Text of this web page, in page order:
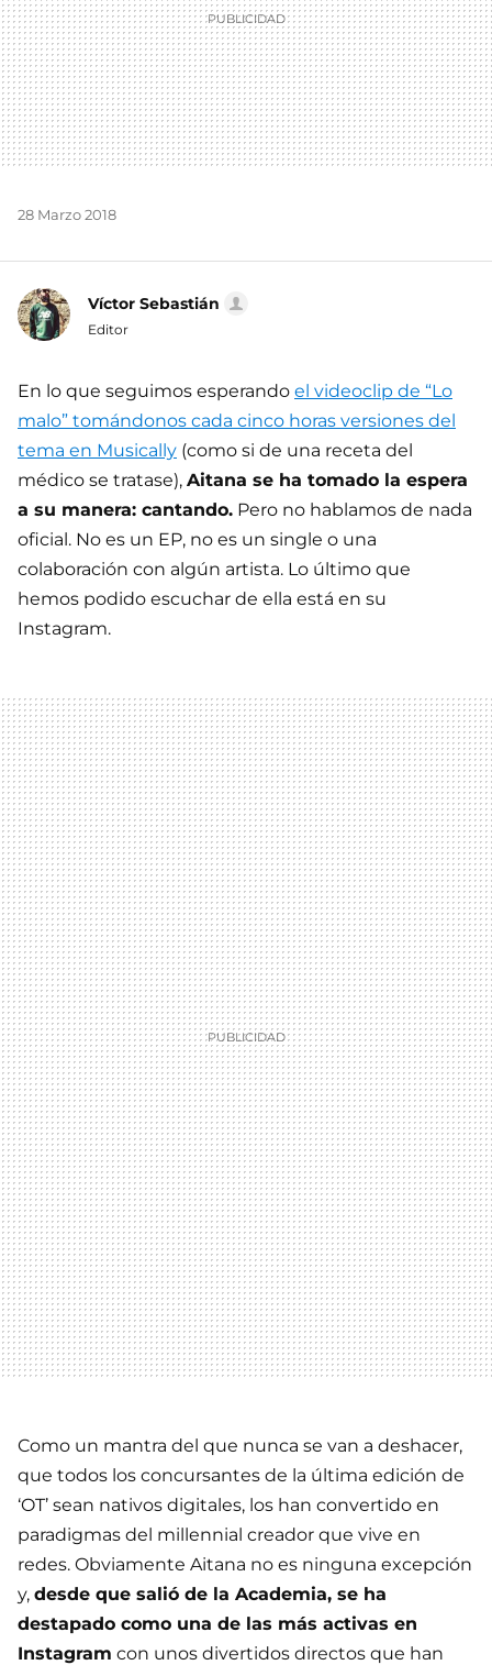
28 Marzo 2018
Víctor Sebastián
Editor
En lo que seguimos esperando el videoclip de “Lo
malo” tomándonos cada cinco horas versiones del
tema en Musically (como si de una receta del
médico se tratase), Aitana se ha tomado la espera
a su manera: cantando. Pero no hablamos de nada
oficial. No es un EP, no es un single o una
colaboración con algún artista. Lo último que
hemos podido escuchar de ella está en su
Instagram.
Como un mantra del que nunca se van a deshacer,
que todos los concursantes de la última edición de
‘OT’ sean nativos digitales, los han convertido en
paradigmas del millennial creador que vive en
redes. Obviamente Aitana no es ninguna excepción
y, desde que salió de la Academia, se ha
destapado como una de las más activas en
Instagram con unos divertidos directos que han